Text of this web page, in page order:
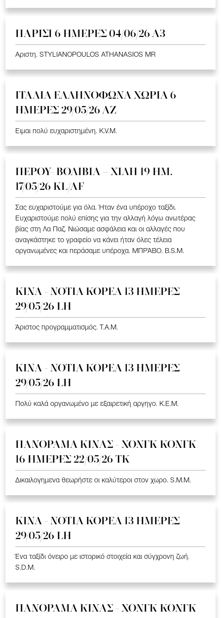
ΠΑΡΙΣΙ 6 ΗΜΕΡΕΣ 04/06/26 Α3
Αριστη. STYLIANOPOULOS ATHANASIOS MR
ΙΤΑΛΙΑ ΕΛΛΗΝΟΦΩΝΑ ΧΩΡΙΑ 6
ΗΜΕΡΕΣ 29/05/26 ΑΖ
Ειμαι πολύ ευχαριστημένη. K.V.M.
ΠΕΡΟΥ- ΒΟΛΙΒΙΑ – ΧΙΛΗ 19 HM.
17/05/26 KL/AF
Σας ευχαριστούμε για όλα. Ήταν ένα υπέροχο ταξίδι.
Ευχαριστούμε πολύ επίσης για την αλλαγή λόγω ανωτέρας
βίας στη Λα Παζ. Νιώσαμε ασφάλεια και οι αλλαγές που
αναγκάστηκε το γραφείο να κάνει ήταν όλες τέλεια
οργανωμένες και περάσαμε υπέροχα. ΜΠΡΆΒΟ. B.S.M.
ΚΙΝΑ - ΝΟΤΙΑ ΚΟΡΕΑ 13 ΗΜΕΡΕΣ
29/05/26 LH
Άριστος προγραμματισμός. T.A.M.
ΚΙΝΑ - ΝΟΤΙΑ ΚΟΡΕΑ 13 ΗΜΕΡΕΣ
29/05/26 LH
Πολύ καλά οργανωμένο με εξαιρετική αργηγο. K.E.M.
ΠΑΝΟΡΑΜΑ ΚΙΝΑΣ - ΧΟΝΓΚ ΚΟΝΓΚ
16 ΗΜΕΡΕΣ 22/05/26 TK
Δικαιλογημενα θεωρήστε οι καλύτεροι στον χωρο. S.M.M.
ΚΙΝΑ - ΝΟΤΙΑ ΚΟΡΕΑ 13 ΗΜΕΡΕΣ
29/05/26 LH
Ένα ταξίδι όνειρο με ιστορικό στοιχεία και σύγχρονη ζωή.
S.D.M.
ΠΑΝΟΡΑΜΑ ΚΙΝΑΣ - ΧΟΝΓΚ ΚΟΝΓΚ